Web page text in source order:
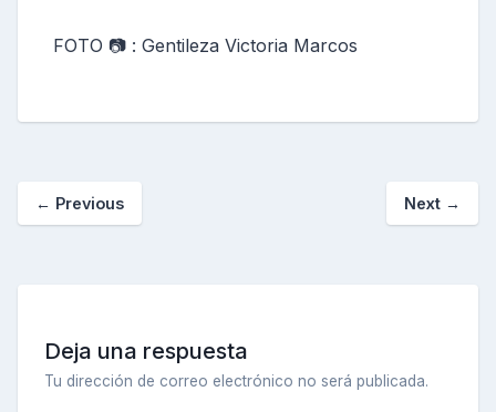
FOTO 📷 : Gentileza Victoria Marcos
← Previous Next →
Deja una respuesta
Tu dirección de correo electrónico no será publicada.